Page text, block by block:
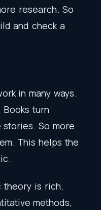
research. So
and check a
in many ways.
Books turn
stories. So more
. This helps the
.
theory is rich.
methods,